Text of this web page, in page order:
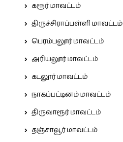
கரூர் மாவட்டம்
திருச்சிராப்பள்ளி மாவட்டம்
பெரம்பலூர் மாவட்டம்
அரியலூர் மாவட்டம்
கடலூர் மாவட்டம்
நாகப்பட்டினம் மாவட்டம்
திருவாரூர் மாவட்டம்
தஞ்சாவூர் மாவட்டம்